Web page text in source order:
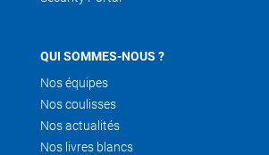
QUI SOMMES-NOUS ?
Nos équipes
Nos coulisses
Nos actualités
Nos livres blancs